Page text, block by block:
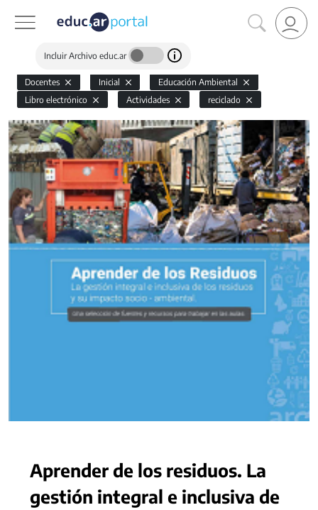
Incluir Archivo educ.ar
Docentes Inicial
Educación Ambiental
Libro electrónico
Actividades reciclado
Aprender de los residuos. La
gestión integral e inclusiva de